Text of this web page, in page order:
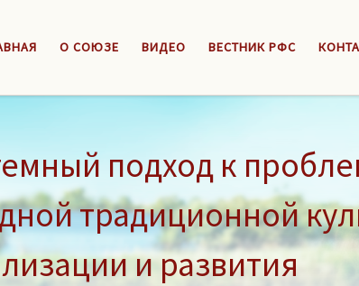
О СОЮЗЕ ВИДЕО ВЕСТНИК РФС
подход к
традиционной
и развития